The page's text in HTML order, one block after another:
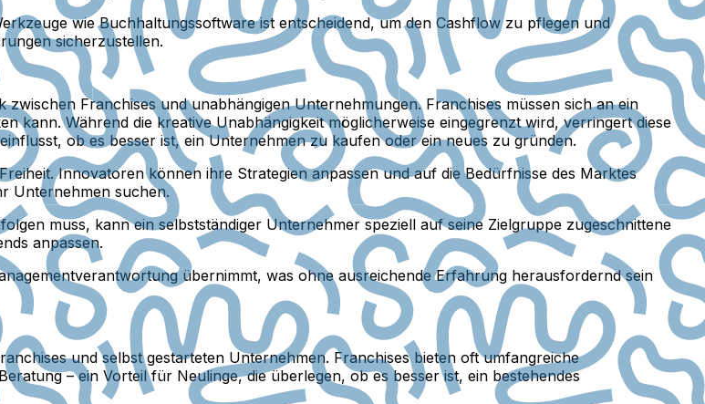
wie Buchhaltungssoftware ist entscheidend, um den Cashflow zu pflegen und
sicherzustellen.
Franchises und unabhängigen Unternehmungen. Franchises müssen sich an ein
kann. Während die kreative Unabhängigkeit möglicherweise eingegrenzt wird, verringert diese
ob es besser ist, ein Unternehmen zu kaufen oder ein neues zu gründen.
Innovatoren können ihre Strategien anpassen und auf die Bedürfnisse des Marktes
Unternehmen suchen.
muss, kann ein selbstständiger Unternehmer speziell auf seine Zielgruppe zugeschnittene
anpassen.
übernimmt, was ohne ausreichende Erfahrung herausfordernd sein
und selbst gestarteten Unternehmen. Franchises bieten oft umfangreiche
– ein Vorteil für Neulinge, die überlegen, ob es besser ist, ein bestehendes